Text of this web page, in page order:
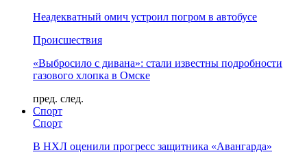
Неадекватный омич устроил погром в автобусе
Происшествия
«Выбросило с дивана»: стали известны подробности
газового хлопка в Омске
пред. след.
Спорт
Спорт
В НХЛ оценили прогресс защитника «Авангарда»